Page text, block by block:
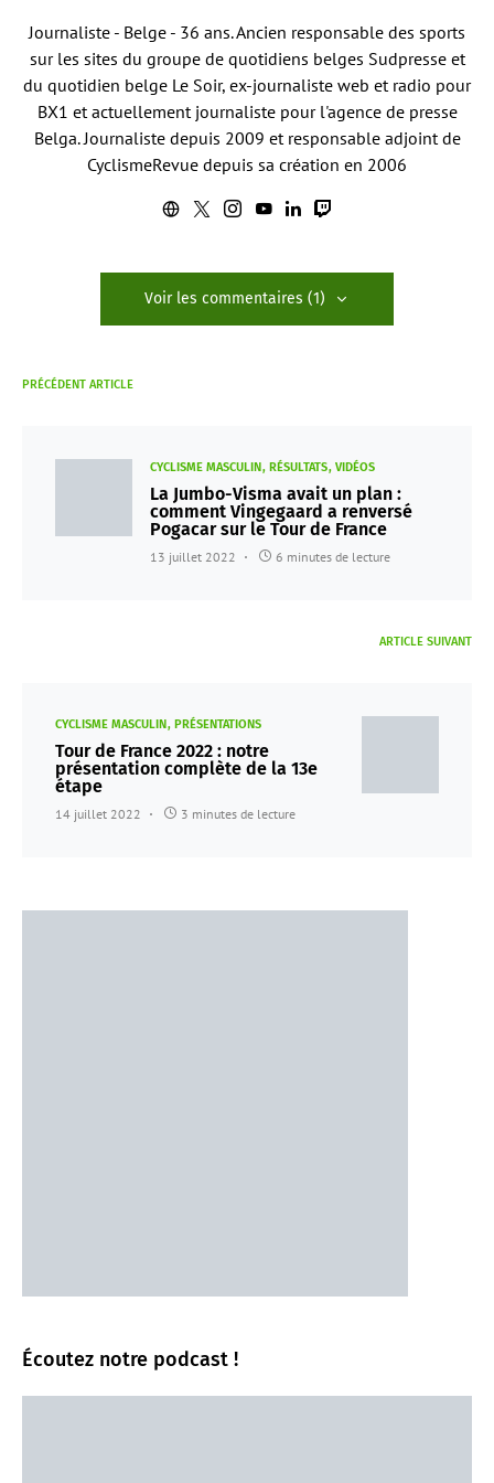
Journaliste - Belge - 36 ans. Ancien responsable des sports
sur les sites du groupe de quotidiens belges Sudpresse et
du quotidien belge Le Soir, ex-journaliste web et radio pour
BX1 et actuellement journaliste pour l'agence de presse
Belga. Journaliste depuis 2009 et responsable adjoint de
CyclismeRevue depuis sa création en 2006
Voir les commentaires (1)
PRÉCÉDENT ARTICLE
CYCLISME MASCULIN RÉSULTATS VIDÉOS
La Jumbo-Visma avait un plan :
comment Vingegaard a renversé
Pogacar sur le Tour de France
13 juillet 2022 6 minutes de lecture
ARTICLE SUIVANT
CYCLISME MASCULIN PRÉSENTATIONS
Tour de France 2022 : notre
présentation complète de la 13e
étape
14 juillet 2022 3 minutes de lecture
Écoutez notre podcast !